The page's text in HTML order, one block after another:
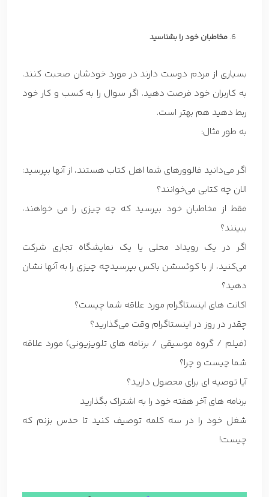
مخاطبان خود را بشناسید
بسیاری از مردم دوست دارند در مورد خودشان صحبت کنند.
به کاربران خود فرصت دهید. اگر سوال را به کسب و کار خود
ربط دهید هم بهتر است.
به طور مثال:
اگر می‌دانید فالوورهای شما اهل کتاب هستند، از آنها بپرسید:
الان چه کتابی می‌خوانند؟
فقط از مخاطبان خود بپرسید که چه چیزی را می خواهند،
ببینند؟
اگر در یک رویداد محلی یا یک نمایشگاه تجاری شرکت
می‌کنید، از با کوئسشن باکس بپرسیدچه چیزی را به آنها نشان
دهید؟
اکانت های اینستاگرام مورد علاقه شما چیست؟
چقدر در روز در اینستاگرام وقت می‌گذارید؟
(فیلم / گروه موسیقی / برنامه های تلویزیونی) مورد علاقه
شما چیست و چرا؟
آیا توصیه ای برای محصول دارید؟
برنامه های آخر هفته خود را به اشتراک بگذارید
شغل خود را در سه کلمه توصیف کنید تا حدس بزنم که
چیست!